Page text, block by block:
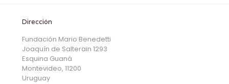
Dirección
Fundación Mario Benedetti
Joaquín de Salterain 1293
Esquina Guaná
Montevideo, 11200
Uruguay